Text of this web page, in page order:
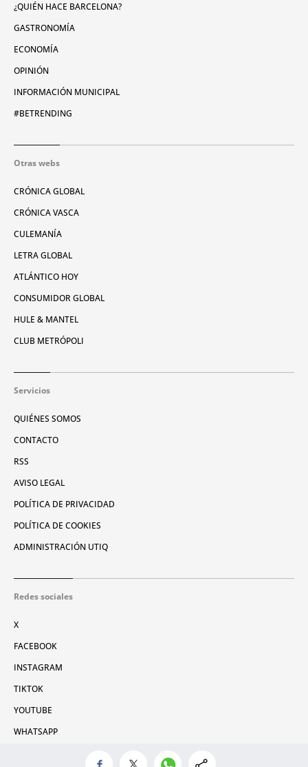
¿QUIÉN HACE BARCELONA?
GASTRONOMÍA
ECONOMÍA
OPINIÓN
INFORMACIÓN MUNICIPAL
#BETRENDING
Otras webs
CRÓNICA GLOBAL
CRÓNICA VASCA
CULEMANÍA
LETRA GLOBAL
ATLÁNTICO HOY
CONSUMIDOR GLOBAL
HULE & MANTEL
CLUB METRÓPOLI
Servicios
QUIÉNES SOMOS
CONTACTO
RSS
AVISO LEGAL
POLÍTICA DE PRIVACIDAD
POLÍTICA DE COOKIES
ADMINISTRACIÓN UTIQ
Redes sociales
X
FACEBOOK
INSTAGRAM
TIKTOK
YOUTUBE
WHATSAPP